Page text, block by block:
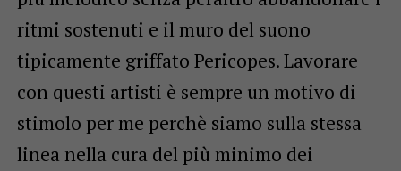
ritmi sostenuti e il muro del suono
tipicamente griffato Pericopes. Lavorare
con questi artisti è sempre un motivo di
stimolo per me perchè siamo sulla stessa
linea nella cura del più minimo dei